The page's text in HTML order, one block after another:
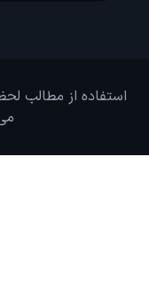
استفاده از مطالب